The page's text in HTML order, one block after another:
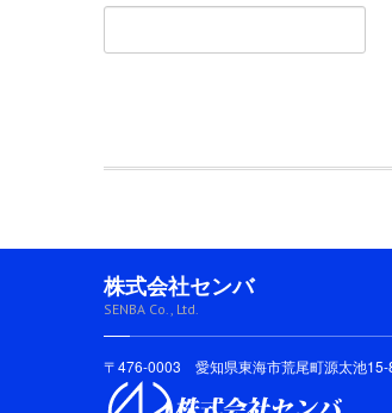
株式会社センバ
SENBA Co., Ltd.
〒476-0003 愛知県東海市荒尾町源太池15-